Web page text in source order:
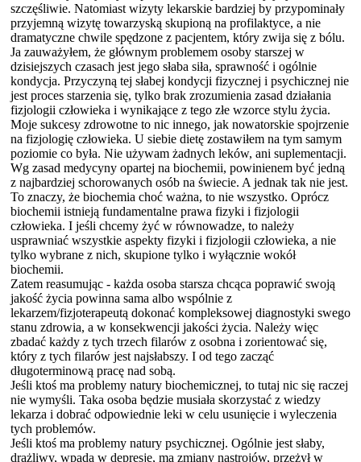
szczęśliwie. Natomiast wizyty lekarskie bardziej by przypominały
przyjemną wizytę towarzyską skupioną na profilaktyce, a nie
dramatyczne chwile spędzone z pacjentem, który zwija się z bólu.
Ja zauważyłem, że głównym problemem osoby starszej w
dzisiejszych czasach jest jego słaba siła, sprawność i ogólnie
kondycja. Przyczyną tej słabej kondycji fizycznej i psychicznej nie
jest proces starzenia się, tylko brak zrozumienia zasad działania
fizjologii człowieka i wynikające z tego złe wzorce stylu życia.
Moje sukcesy zdrowotne to nic innego, jak nowatorskie spojrzenie
na fizjologię człowieka. U siebie dietę zostawiłem na tym samym
poziomie co była. Nie używam żadnych leków, ani suplementacji.
Wg zasad medycyny opartej na biochemii, powinienem być jedną
z najbardziej schorowanych osób na świecie. A jednak tak nie jest.
To znaczy, że biochemia choć ważna, to nie wszystko. Oprócz
biochemii istnieją fundamentalne prawa fizyki i fizjologii
człowieka. I jeśli chcemy żyć w równowadze, to należy
usprawniać wszystkie aspekty fizyki i fizjologii człowieka, a nie
tylko wybrane z nich, skupione tylko i wyłącznie wokół
biochemii.
Zatem reasumując - każda osoba starsza chcąca poprawić swoją
jakość życia powinna sama albo wspólnie z
lekarzem/fizjoterapeutą dokonać kompleksowej diagnostyki swego
stanu zdrowia, a w konsekwencji jakości życia. Należy więc
zbadać każdy z tych trzech filarów z osobna i zorientować się,
który z tych filarów jest najsłabszy. I od tego zacząć
długoterminową pracę nad sobą.
Jeśli ktoś ma problemy natury biochemicznej, to tutaj nic się raczej
nie wymyśli. Taka osoba będzie musiała skorzystać z wiedzy
lekarza i dobrać odpowiednie leki w celu usunięcie i wyleczenia
tych problemów.
Jeśli ktoś ma problemy natury psychicznej. Ogólnie jest słaby,
drażliwy, wpada w depresję, ma zmiany nastrojów, przeżył w